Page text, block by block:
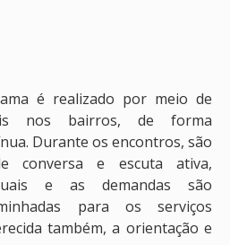
é realizado por meio de
nos bairros, de forma
Durante os encontros, são
conversa e escuta ativa,
e as demandas são
para os serviços
também, a orientação e